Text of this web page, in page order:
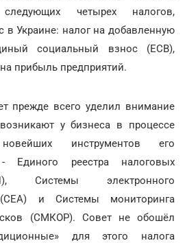
следующих четырех налогов,
в Украине: налог на добавленную
социальный взнос (ЕСВ),
прибыль предприятий.
прежде всего уделил внимание
у бизнеса в процессе
новейших инструментов его
- Единого реестра налоговых
Системы электронного
(СЕА) и Системы мониторинга
(СМКОР). Совет не обошёл
для этого налога